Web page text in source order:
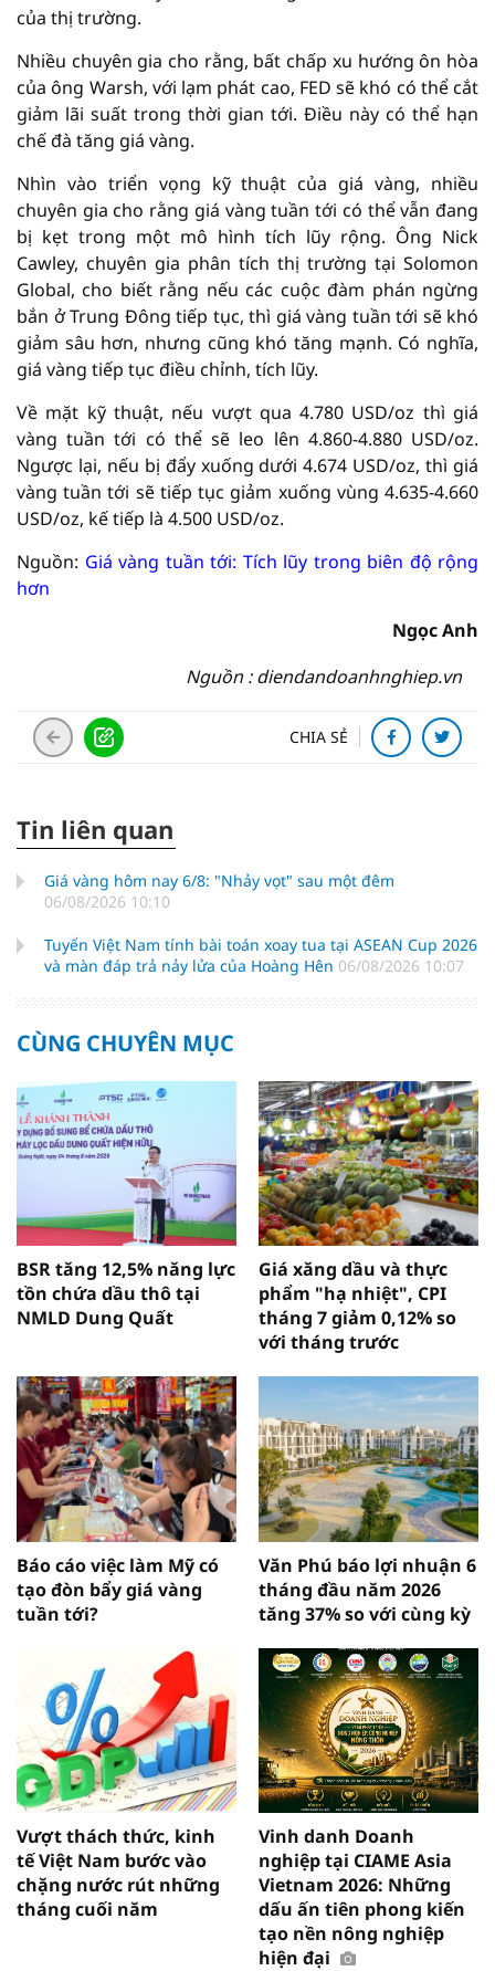
của thị trường.
Nhiều chuyên gia cho rằng, bất chấp xu hướng ôn hòa
của ông Warsh, với lạm phát cao, FED sẽ khó có thể cắt
giảm lãi suất trong thời gian tới. Điều này có thể hạn
chế đà tăng giá vàng.
Nhìn vào triển vọng kỹ thuật của giá vàng, nhiều
chuyên gia cho rằng giá vàng tuần tới có thể vẫn đang
bị kẹt trong một mô hình tích lũy rộng. Ông Nick
Cawley, chuyên gia phân tích thị trường tại Solomon
Global, cho biết rằng nếu các cuộc đàm phán ngừng
bắn ở Trung Đông tiếp tục, thì giá vàng tuần tới sẽ khó
giảm sâu hơn, nhưng cũng khó tăng mạnh. Có nghĩa,
giá vàng tiếp tục điều chỉnh, tích lũy.
Về mặt kỹ thuật, nếu vượt qua 4.780 USD/oz thì giá
vàng tuần tới có thể sẽ leo lên 4.860-4.880 USD/oz.
Ngược lại, nếu bị đẩy xuống dưới 4.674 USD/oz, thì giá
vàng tuần tới sẽ tiếp tục giảm xuống vùng 4.635-4.660
USD/oz, kế tiếp là 4.500 USD/oz.
Nguồn: Giá vàng tuần tới: Tích lũy trong biên độ rộng
hơn
Ngọc Anh
Nguồn : diendandoanhnghiep.vn
CHIA SẺ
Tin liên quan
Giá vàng hôm nay 6/8: "Nhảy vọt" sau một đêm
06/08/2026 10:10
Tuyển Việt Nam tính bài toán xoay tua tại ASEAN Cup 2026
và màn đáp trả nảy lửa của Hoàng Hên 06/08/2026 10:07
CÙNG CHUYÊN MỤC
BSR tăng 12,5% năng lực
tồn chứa dầu thô tại
NMLD Dung Quất
Giá xăng dầu và thực
phẩm "hạ nhiệt", CPI
tháng 7 giảm 0,12% so
với tháng trước
Báo cáo việc làm Mỹ có
tạo đòn bẩy giá vàng
tuần tới?
Văn Phú báo lợi nhuận 6
tháng đầu năm 2026
tăng 37% so với cùng kỳ
Vượt thách thức, kinh
tế Việt Nam bước vào
chặng nước rút những
tháng cuối năm
Vinh danh Doanh
nghiệp tại CIAME Asia
Vietnam 2026: Những
dấu ấn tiên phong kiến
tạo nền nông nghiệp
hiện đại